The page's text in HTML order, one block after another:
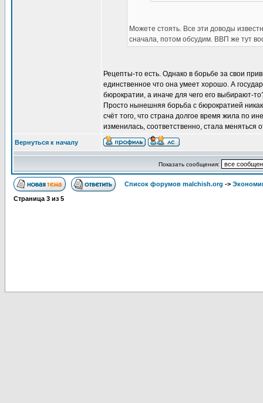
Можете стоять. Все эти доводы
сначала, потом обсудим. ВВП же тут
Рецепты-то есть. Однако в борьбе за свои
единственное что она умеет хорошо. А
бюрократии, а иначе для чего его выбирают-
Просто нынешняя борьба с бюрократией
счёт того, что страна долгое время жила по
изменилась, соответственно, стала
Вернуться к началу
Показать сообщения:
Список форумов malchish.org ->
Страница 3 из 5